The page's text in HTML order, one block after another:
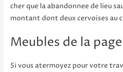
cher que la abandonnee de lieu
montant dont deux cervoises au
Meubles de la
Si vous atermoyez pour votre